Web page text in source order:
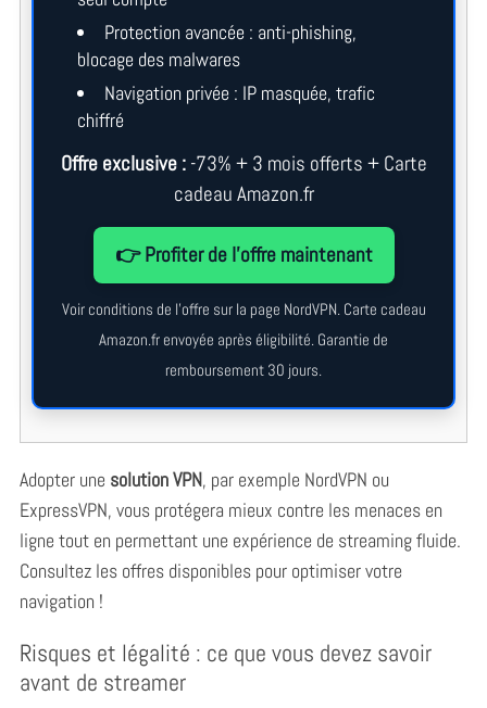
Protection avancée : anti-phishing,
blocage des malwares
Navigation privée : IP masquée, trafic
chiffré
Offre exclusive :-73% + 3 mois offerts + Carte
cadeau Amazon.fr
👉 Profiter de l’offre maintenant
Voir conditions de l’offre sur la page NordVPN. Carte cadeau
Amazon.fr envoyée après éligibilité. Garantie de
remboursement 30 jours.
Adopter une solution VPN, par exemple NordVPN ou
ExpressVPN, vous protégera mieux contre les menaces en
ligne tout en permettant une expérience de streaming fluide.
Consultez les offres disponibles pour optimiser votre
navigation !
Risques et légalité : ce que vous devez savoir
avant de streamer